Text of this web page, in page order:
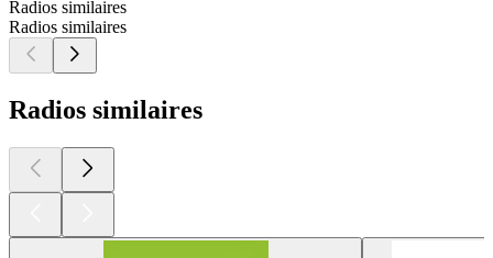
Radios similaires
Radios similaires
Radios similaires